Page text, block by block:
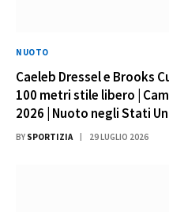
NUOTO
Caeleb Dressel e Brooks
100 metri stile libero |
2026 | Nuoto negli Stati
BY SPORTIZIA 29 LUGLIO 2026